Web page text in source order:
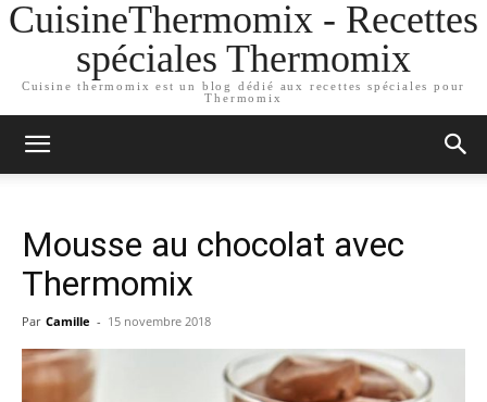
CuisineThermomix - Recettes
spéciales Thermomix
Cuisine thermomix est un blog dédié aux recettes spéciales pour
Thermomix
Mousse au chocolat avec
Thermomix
Par Camille - 15 novembre 2018